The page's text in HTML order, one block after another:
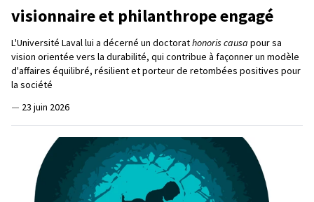
visionnaire et philanthrope engagé
L'Université Laval lui a décerné un doctorathonoris causa pour sa
vision orientée vers la durabilité, qui contribue à façonner un modèle
d'affaires équilibré, résilient et porteur de retombées positives pour
la société
— 23 juin 2026